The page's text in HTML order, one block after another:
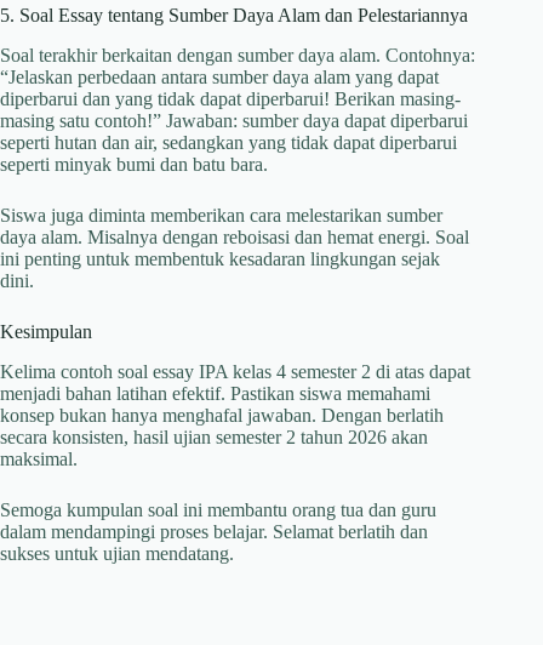
5. Soal Essay tentang Sumber Daya Alam dan Pelestariannya
Soal terakhir berkaitan dengan sumber daya alam. Contohnya:
“Jelaskan perbedaan antara sumber daya alam yang dapat
diperbarui dan yang tidak dapat diperbarui! Berikan masing-
masing satu contoh!” Jawaban: sumber daya dapat diperbarui
seperti hutan dan air, sedangkan yang tidak dapat diperbarui
seperti minyak bumi dan batu bara.
Siswa juga diminta memberikan cara melestarikan sumber
daya alam. Misalnya dengan reboisasi dan hemat energi. Soal
ini penting untuk membentuk kesadaran lingkungan sejak
dini.
Kesimpulan
Kelima contoh soal essay IPA kelas 4 semester 2 di atas dapat
menjadi bahan latihan efektif. Pastikan siswa memahami
konsep bukan hanya menghafal jawaban. Dengan berlatih
secara konsisten, hasil ujian semester 2 tahun 2026 akan
maksimal.
Semoga kumpulan soal ini membantu orang tua dan guru
dalam mendampingi proses belajar. Selamat berlatih dan
sukses untuk ujian mendatang.